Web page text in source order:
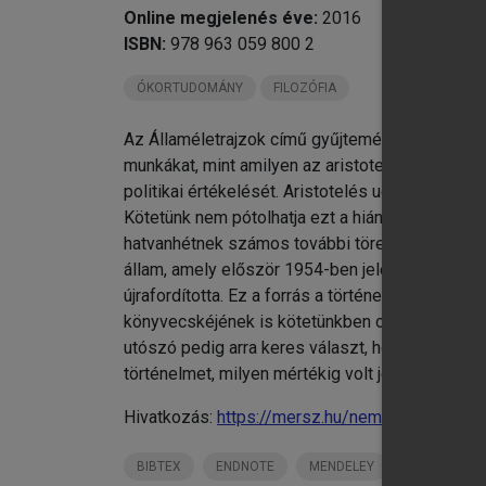
Online megjelenés éve: 2016
ISBN: 978 963 059 800 2
ÓKORTUDOMÁNY FILOZÓFIA
Az Államéletrajzok című gyűjtemény
munkákat, mint amilyen az aristotelési Politika
politikai értékelését. Aristotelés ugyan
Kötetünk nem pótolhatja ezt a hiányt, de
hatvanhétnek számos további töredéke most
állam, amely először 1954-ben jelent meg
újrafordította. Ez a forrás a történelmet
könyvecskéjének is kötetünkben olvasható az
utószó pedig arra keres választ, hogy az
történelmet, milyen mértékig volt jellemző a
Hivatkozás: https://mersz.hu/nemeth-
BIBTEX ENDNOTE MENDELEY